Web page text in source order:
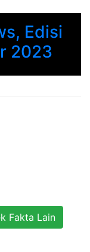
Edisi
2023
Fakta Lain